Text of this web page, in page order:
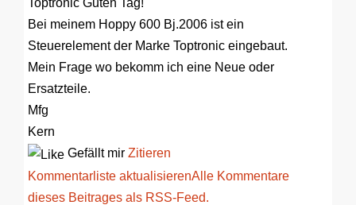
Toptronic Guten Tag!
Bei meinem Hoppy 600 Bj.2006 ist ein
Steuerelement der Marke Toptronic eingebaut.
Mein Frage wo bekomm ich eine Neue oder
Ersatzteile.
Mfg
Kern
Gefällt mir Zitieren
Kommentarliste aktualisierenAlle Kommentare
dieses Beitrages als RSS-Feed.